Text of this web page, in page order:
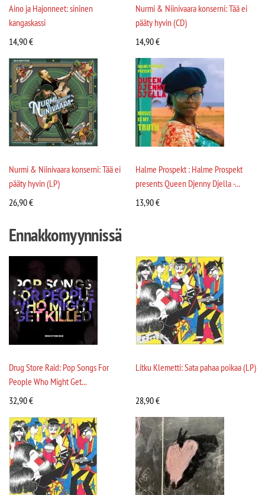
Aino ja Hajonneet: sininen
kangaskassi
14,90€
Nurmi & Niinivaara konserni: Tää ei
pääty hyvin (CD)
14,90€
Nurmi & Niinivaara konserni: Tää ei
pääty hyvin (LP)
26,90€
Halme Prospekt : Halme Prospekt
presents Queen Djenny Djella -...
13,90€
Ennakkomyynnissä
Drug Store Raid: Pop Songs For
People Who Might Get...
32,90€
Litku Klemetti: Sata pahaa poikaa (LP)
28,90€